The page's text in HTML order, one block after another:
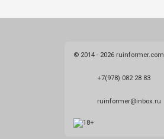
© 2014 - 2026 ruinformer.com
+7(978) 082 28 83
ruinformer@inbox.ru